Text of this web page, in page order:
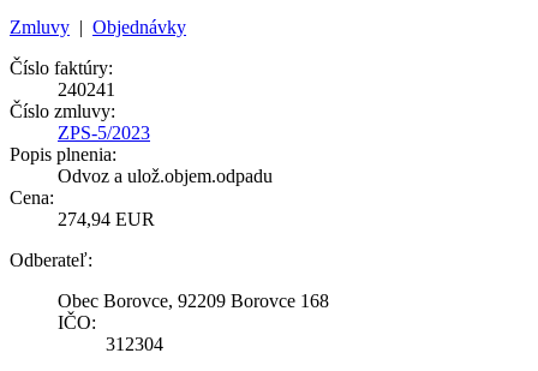
Zmluvy | Objednávky
Číslo faktúry:
240241
Číslo zmluvy:
ZPS-5/2023
Popis plnenia:
Odvoz a ulož.objem.odpadu
Cena:
274,94 EUR
Odberateľ:
Obec Borovce, 92209 Borovce 168
IČO:
312304